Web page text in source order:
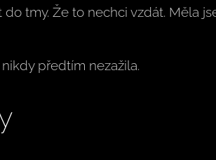
tmy. Že to nechci vzdát. Měla
předtím nezažila.